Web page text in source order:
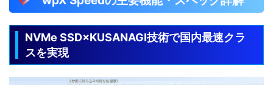
NVMe SSD×KUSANAGI技術で国内最速クラ
スを実現